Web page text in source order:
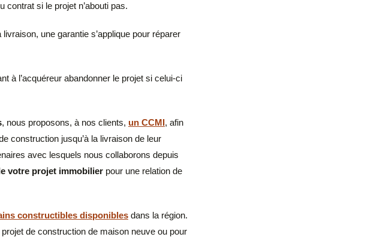
contrat si le projet n’abouti pas.
une garantie s’applique pour réparer
à l’acquéreur abandonner le projet si celui-ci
, nous proposons, à nos clients, un CCMI, afin
construction jusqu’à la livraison de leur
avec lesquels nous collaborons depuis
votre projet immobilier pour une relation de
constructibles disponibles dans la région.
de construction de maison neuve ou pour